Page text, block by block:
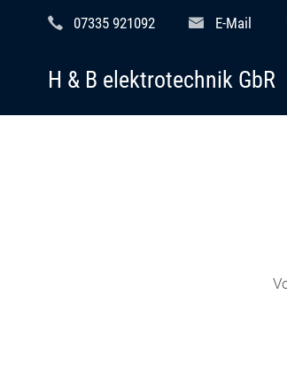
07335 921092 E-Mail
H & B elektrotechnik GbR